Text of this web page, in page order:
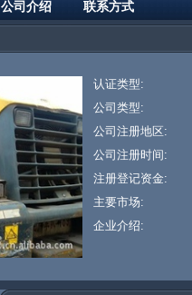
公司介绍 联系方式
认证类型:
公司类型:
公司注册地区:
公司注册时间:
注册登记资金:
主要市场:
企业介绍: